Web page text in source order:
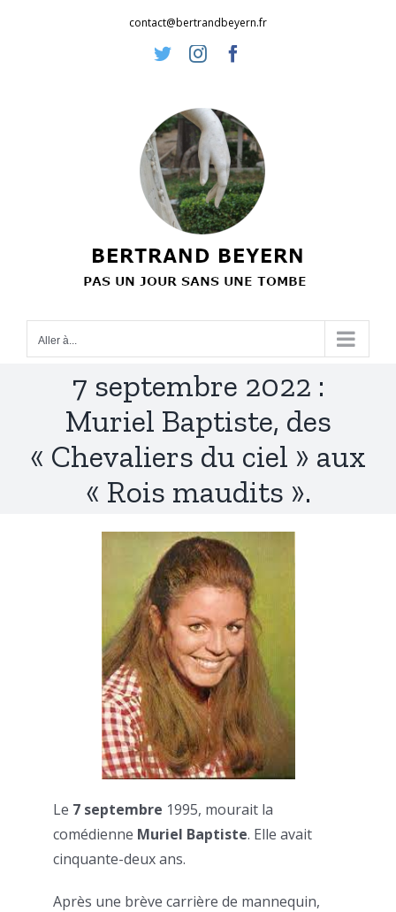
contact@bertrandbeyern.fr
TwitterInstagram
Aller à...
7 septembre 2022 :
Muriel Baptiste, des
« Chevaliers du ciel » aux
« Rois maudits ».
Le 7 septembre 1995, mourait la
comédienne Muriel Baptiste. Elle avait
cinquante-deux ans.
Après une brève carrière de mannequin,